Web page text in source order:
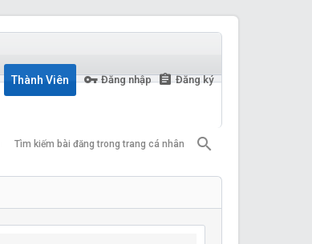
Thành Viên Đăng nhập Đăng ký
Tìm kiếm bài đăng trong trang cá nhân